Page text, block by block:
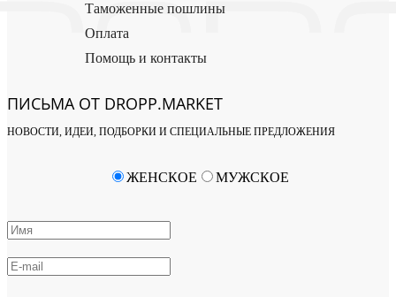
Таможенные пошлины
Оплата
Помощь и контакты
ПИСЬМА ОТ DROPP.MARKET
НОВОСТИ, ИДЕИ, ПОДБОРКИ И СПЕЦИАЛЬНЫЕ ПРЕДЛОЖЕНИЯ
ЖЕНСКОЕ МУЖСКОЕ